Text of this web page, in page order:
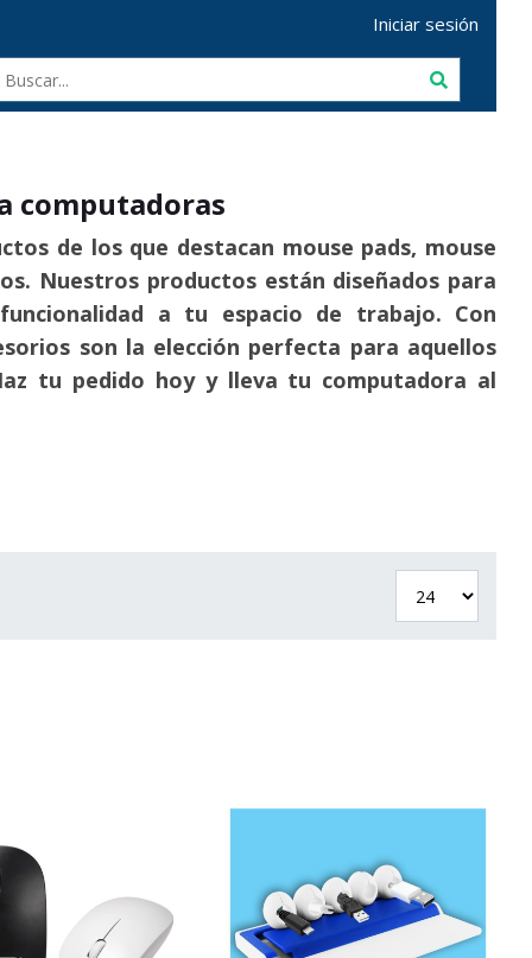
Iniciar sesión
computadoras
de los que destacan mouse pads, mouse
Nuestros productos están diseñados para
a tu espacio de trabajo. Con
son la elección perfecta para aquellos
tu pedido hoy y lleva tu computadora al